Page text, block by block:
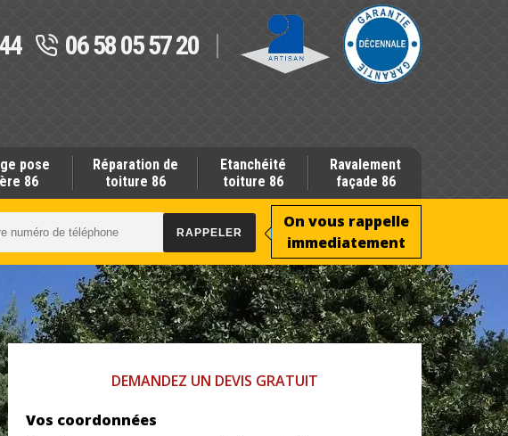
06 58 05 57 20
pose
86
Réparation de
toiture 86
Etanchéité
toiture 86
Ravalement
façade 86
On vous rappelle
immediatement
DEMANDEZ UN DEVIS GRATUIT
Vos coordonnées